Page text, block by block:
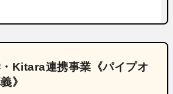
Kitara連携事業《パイプオ
》